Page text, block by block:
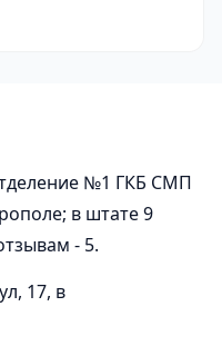
№1 ГКБ СМП
в штате 9
- 5.
17, в